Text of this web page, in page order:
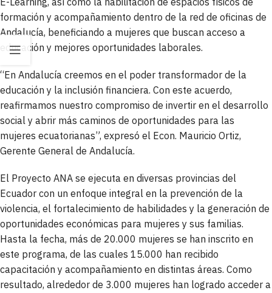
formación y acompañamiento dentro de la red de oficinas de
Andalucía, beneficiando a mujeres que buscan acceso a
educación y mejores oportunidades laborales.
“En Andalucía creemos en el poder transformador de la
educación y la inclusión financiera. Con este acuerdo,
reafirmamos nuestro compromiso de invertir en el desarrollo
social y abrir más caminos de oportunidades para las
mujeres ecuatorianas”, expresó el Econ. Mauricio Ortiz,
Gerente General de Andalucía.
El Proyecto ANA se ejecuta en diversas provincias del
Ecuador con un enfoque integral en la prevención de la
violencia, el fortalecimiento de habilidades y la generación de
oportunidades económicas para mujeres y sus familias.
Hasta la fecha, más de 20.000 mujeres se han inscrito en
este programa, de las cuales 15.000 han recibido
capacitación y acompañamiento en distintas áreas. Como
resultado, alrededor de 3.000 mujeres han logrado acceder a